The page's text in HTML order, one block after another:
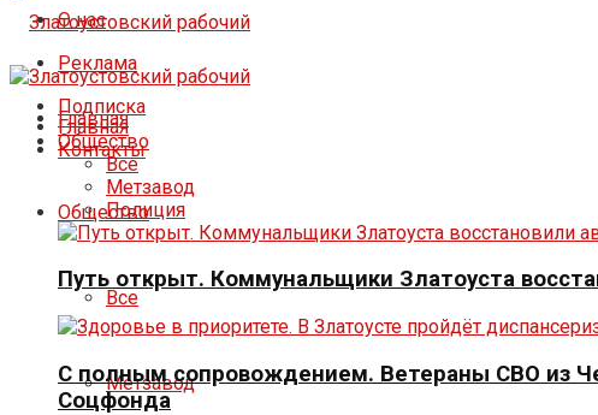
О нас
Реклама
Подписка
Контакты
Главная
Общество
Все
Метзавод
Главная
Общество
Все
Метзавод
Полиция
Путь открыт. Коммунальщики Златоуста
С полным сопровождением. Ветераны СВО из
Соцфонда